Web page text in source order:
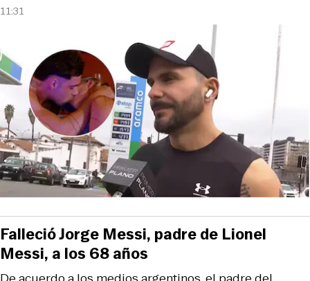
11:31
Falleció Jorge Messi, padre de Lionel
Messi, a los 68 años